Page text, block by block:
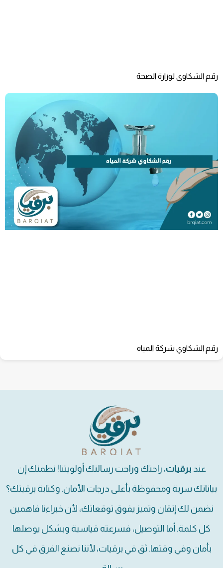
رقم الشكاوى لوزارة الصحة
رقم الشكاوي شركة المياه
عند برقيات، راحتك وراحت رسالتك أولويتنا! نطمنك إن
بياناتك سرية ومحفوظة بأعلى درجات الأمان. وكتابة برقيتك؟
نضمن لك إتقان وتميز يفوق توقعاتك، لأن خبراءنا فاهمين
كل كلمة. أما التوصيل، فسرعته قياسية وبشكل يوصلها
بأمان وفي وقتها. ثق في برقيات، لأننا نصنع الفرق في كل